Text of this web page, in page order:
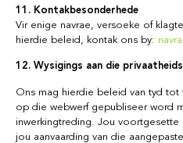
11. Kontakbesonderhede
Vir enige navrae, versoeke of
hierdie beleid, kontak ons by:
12. Wysigings aan die
Ons mag hierdie beleid van tyd tot
op die webwerf gepubliseer word
inwerkingtreding. Jou
jou aanvaarding van die